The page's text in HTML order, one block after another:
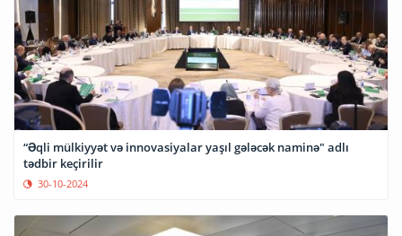
“Əqli mülkiyyət və innovasiyalar yaşıl gələcək naminə" adlı
tədbir keçirilir
30-10-2024